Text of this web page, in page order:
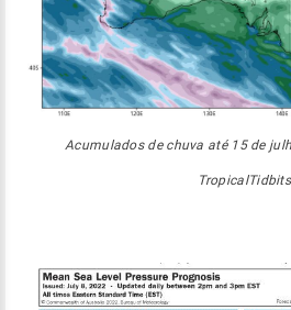
Acumulados de chuva até 15 de
TropicalTidbits.